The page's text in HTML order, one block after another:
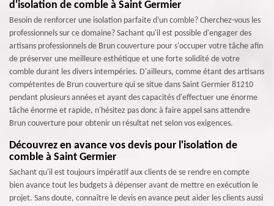
d'isolation de comble à Saint Germier
Besoin de renforcer une isolation parfaite d'un comble? Cherchez-vous les
professionnels sur ce domaine? Sachant qu'il est possible d'engager des
artisans professionnels de Brun couverture pour s'occuper votre tâche afin
de préserver une meilleure esthétique et une forte solidité de votre
comble durant les divers intempéries. D'ailleurs, comme étant des artisans
compétentes de Brun couverture qui se situe dans Saint Germier 81210
pendant plusieurs années et ayant des capacités d'effectuer une énorme
tâche énorme et rapide, n'hésitez pas donc à faire appel sans attendre
Brun couverture pour obtenir un résultat net selon vos exigences.
Découvrez en avance vos devis pour l'isolation de
comble à Saint Germier
Sachant qu'il est toujours impératif aux clients de se rendre en compte
bien avance tout les budgets à dépenser avant de mettre en exécution le
projet. Sans doute, connaître le devis en avance peut aider les clients aussi